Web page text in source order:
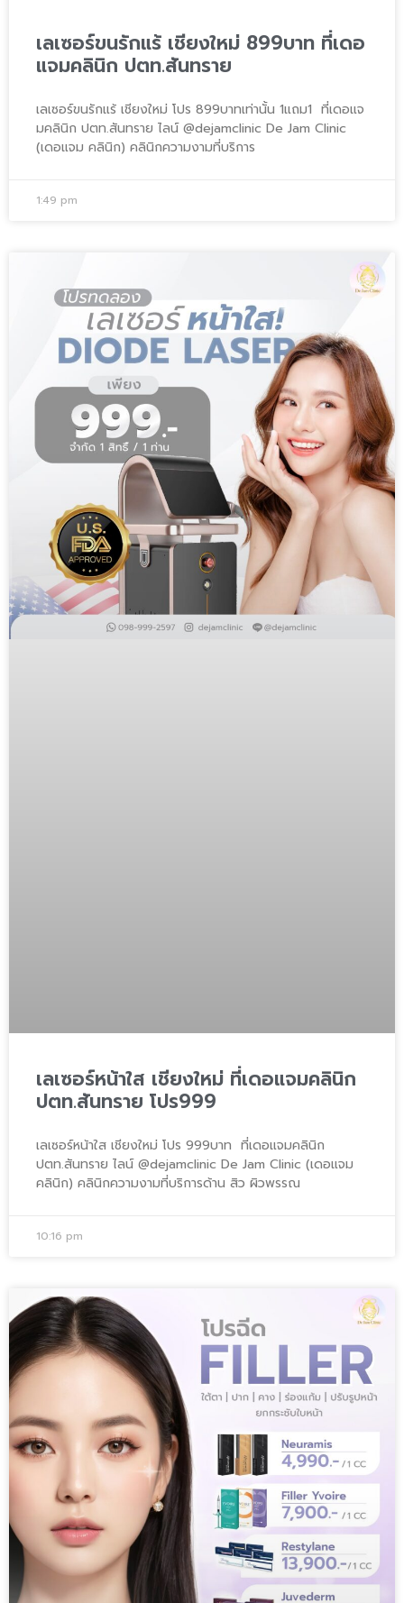
เลเซอร์ขนรักแร้ เชียงใหม่ 899บาท ที่เดอ
แจมคลินิก ปตท.สันทราย
เลเซอร์ขนรักแร้ เชียงใหม่ โปร 899บาทเท่านั้น 1แถม1 ที่เดอแจ
มคลินิก ปตท.สันทราย ไลน์ @dejamclinic De Jam Clinic
(เดอแจม คลินิก) คลินิกความงามที่บริการ
1:49 pm
เลเซอร์หน้าใส เชียงใหม่ ที่เดอแจมคลินิก
ปตท.สันทราย โปร999
เลเซอร์หน้าใส เชียงใหม่ โปร 999บาท ที่เดอแจมคลินิก
ปตท.สันทราย ไลน์ @dejamclinic De Jam Clinic (เดอแจม
คลินิก) คลินิกความงามที่บริการด้าน สิว ผิวพรรณ
10:16 pm